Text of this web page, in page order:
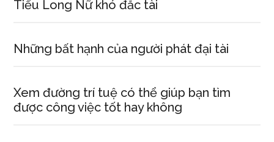
Tiểu Long Nữ khó đắc tài
Những bất hạnh của người phát đại tài
Xem đường trí tuệ có thể giúp bạn tìm
được công việc tốt hay không